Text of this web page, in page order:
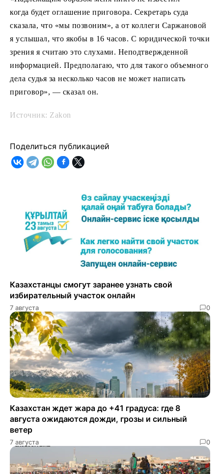
когда будет оглашение приговора. Секретарь суда
сказала, что «мы позвоним», а от коллеги Саржановой
я услышал, что якобы в 16 часов. С юридической точки
зрения я считаю это слухами. Неподтвержденной
информацией. Предполагаю, что для такого объемного
дела судья за несколько часов не может написать
приговор», — сказал он.
Источник: Zakon
Поделиться публикацией
Казахстанцы смогут заранее узнать свой
избирательный участок онлайн
7 августа 0
Казахстан ждет жара до +41 градуса: где 8
августа ожидаются дожди, грозы и сильный
ветер
7 августа 0